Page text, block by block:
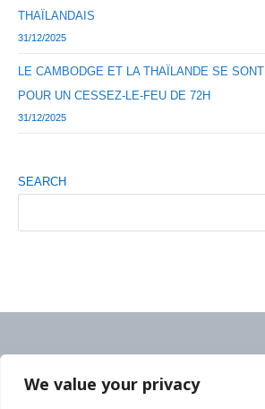
We value your privacy
THAÏLANDAIS
31/12/2025
LE CAMBODGE ET LA THAÏLANDE SE
POUR UN CESSEZ-LE-FEU DE 72H
31/12/2025
SEARCH